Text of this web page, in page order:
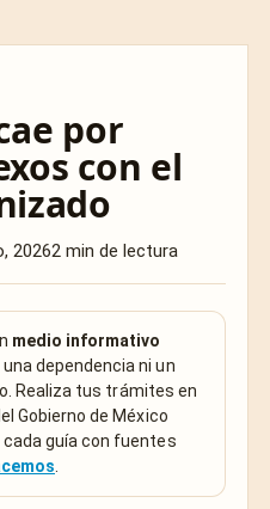
por
con el
20262 min de lectura
medio informativo
una dependencia ni un
Realiza tus trámites en
Gobierno de México
guía con fuentes